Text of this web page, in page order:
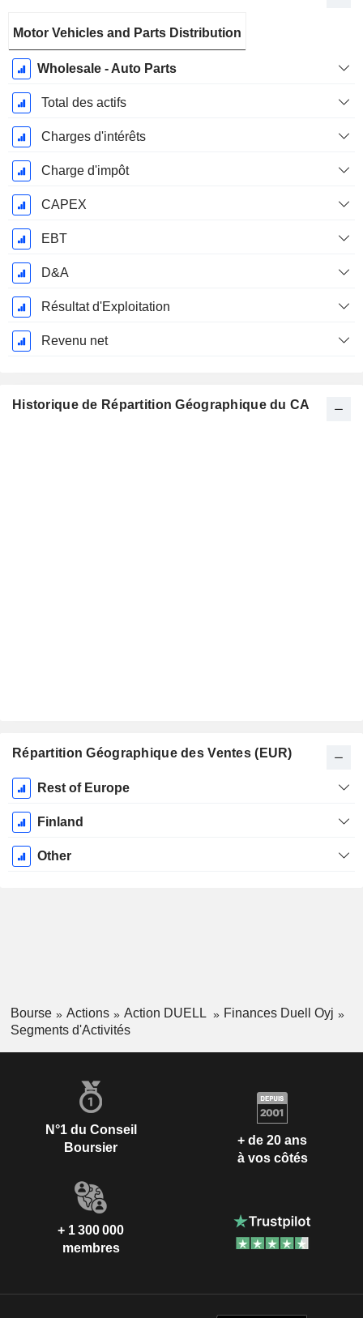
Fiscale:
Août
Motor Vehicles and Parts Distribution
Wholesale - Auto Parts
Total des actifs
Charges d'intérêts
Charge d'impôt
CAPEX
EBT
D&A
Résultat d'Exploitation
Revenu net
Historique de Répartition Géographique du CA
Répartition Géographique des Ventes (EUR)
Période
Fiscale:
Août
Rest of Europe
Finland
Other
Bourse Actions Action DUELL
Finances Duell Oyj
Segments d'Activités
N°1 du Conseil
Boursier
+ de 20 ans
à vos côtés
+ 1 300 000
membres